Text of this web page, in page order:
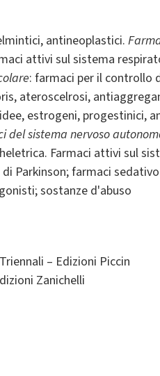
antineoplastici.
attivi sul sistema
: farmaci per il controllo
ateroscelrosi,
estrogeni, progestinici,
del sistema nervoso
Farmaci attivi sul
Parkinson; farmaci
sostanze d'abuso
– Edizioni Piccin
Zanichelli